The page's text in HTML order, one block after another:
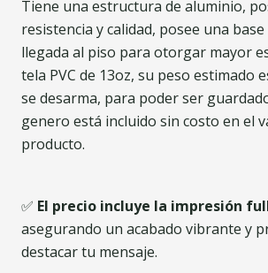
Tiene una estructura de aluminio,
resistencia y calidad, posee una
llegada al piso para otorgar mayor
tela PVC de 13oz, su peso estimado
se desarma, para poder ser
genero está incluido sin costo en el
producto.
✅ El precio incluye la impresión
asegurando un acabado vibrante y
destacar tu mensaje.